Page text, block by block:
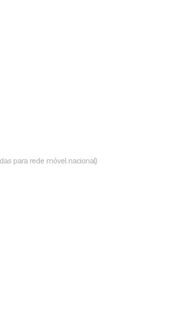
para rede móvel nacional)